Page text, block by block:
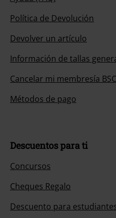
Política de Devolución
Devolver un artículo
Información de tallas
Cancelar mi membresía BSC
Métodos de pago
Descuentos para ti
Concursos
Cheques Regalo
Descuento para